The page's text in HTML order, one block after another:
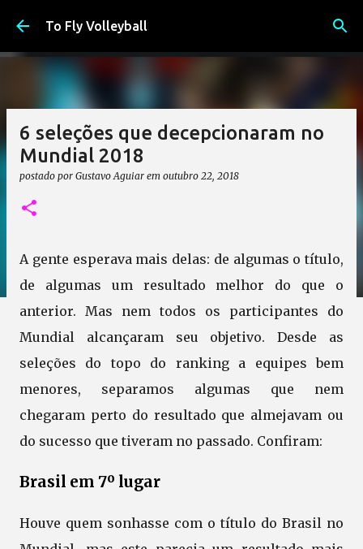
Pular para o conteúdo principal
To Fly Volleyball
6 seleções que decepcionaram no
Mundial 2018
postado por Gustavo Aguiar em outubro 22, 2018
A gente esperava mais delas: de algumas o título,
de algumas um resultado melhor do que o
anterior. Mas nem todos os participantes do
Mundial alcançaram seu objetivo. Desde as
seleções do topo do ranking a equipes bem
menores, separamos algumas que nem
chegaram perto do resultado que almejavam ou
do sucesso que tiveram no passado. Confiram:
Brasil em 7º lugar
Houve quem sonhasse com o título do Brasil no